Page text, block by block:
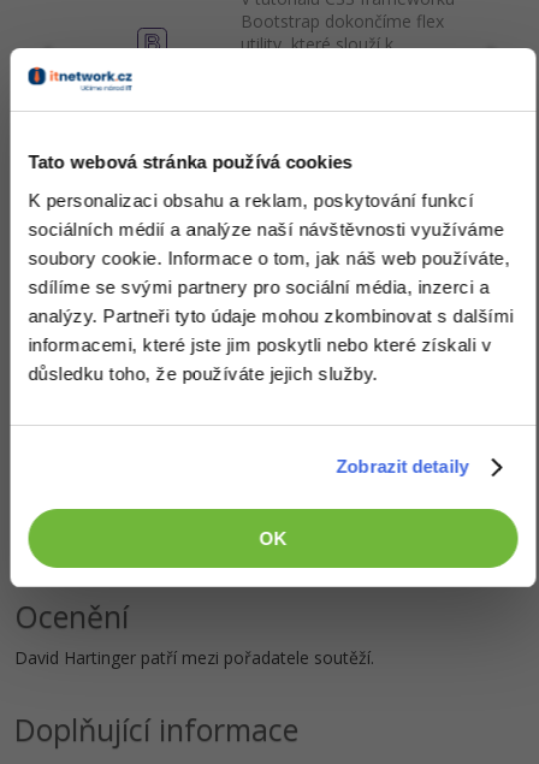
Tato webová stránka používá cookies
K personalizaci obsahu a reklam, poskytování funkcí
sociálních médií a analýze naší návštěvnosti využíváme
soubory cookie. Informace o tom, jak náš web používáte,
sdílíme se svými partnery pro sociální média, inzerci a
analýzy. Partneři tyto údaje mohou zkombinovat s dalšími
informacemi, které jste jim poskytli nebo které získali v
důsledku toho, že používáte jejich služby.
Zobrazit detaily
OK
Bootstrap dokončíme flex
utility, které slouží k
zalamování, pořadí a
Zobrazit vše (1367)
Software
Student DOG
Jednoduchý organizér nejen
pro studenty. Počítá
průměry známek, ukazuje
připomíná důležité termíny a
úkoly a má další funkce.
Zobrazit vše (95)
Ocenění
David Hartinger patří mezi pořadatele soutěží.
Doplňující informace